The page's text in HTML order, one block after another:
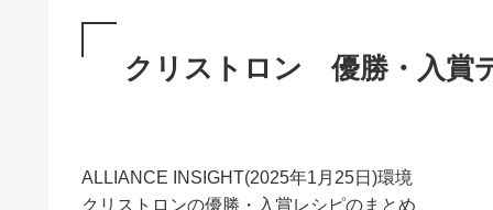
クリストロン 優勝・入
ALLIANCE INSIGHT(2025年1月25日)環境
クリストロンの優勝・入賞レシピのまとめ